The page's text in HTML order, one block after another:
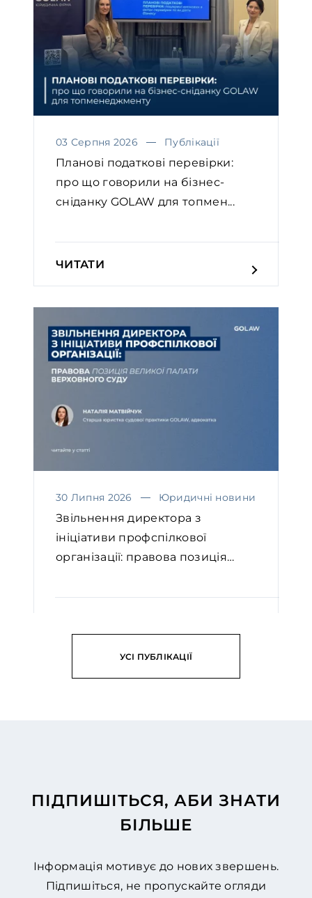
03 Серпня 2026 Публікації
Планові податкові перевірки:
про що говорили на бізнес-
сніданку GOLAW для топмен...
ЧИТАТИ
30 Липня 2026 Юридичні новини
Звільнення директора з
ініціативи профспілкової
організації: правова позиція
УСІ ПУБЛІКАЦІЇ
ПІДПИШІТЬСЯ, АБИ ЗНАТИ
БІЛЬШЕ
Інформація мотивує до нових звершень.
Підпишіться, не пропускайте огляди